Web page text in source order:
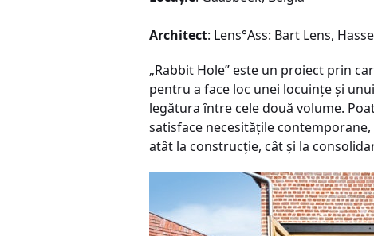
Architect: Lens°Ass: Bart Lens,
„Rabbit Hole” este un proiect prin
pentru a face loc unei locuinţe şi
legătura între cele două volume.
satisface necesităţile
atât la construcţie, cât şi la